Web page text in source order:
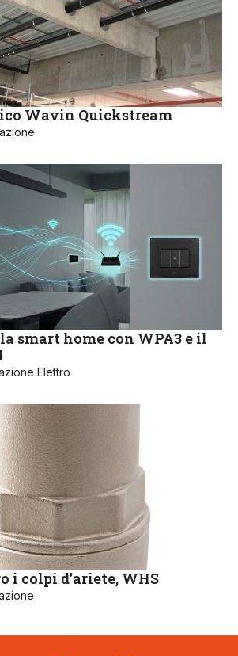
Wavin Quickstream
smart home con WPA3 e il
Elettro
i colpi d’ariete, WHS